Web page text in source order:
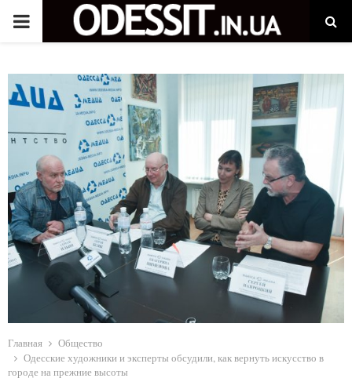
P
I
M
A
R
Y
M
E
Главная
Общество
Одесские художники и эксперты обсудили, как вернуть искусство в
городе на прежние высоты